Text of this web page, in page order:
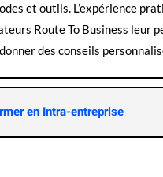
et outils. L’expérience
Route To Business leur
des conseils
en Intra-entreprise